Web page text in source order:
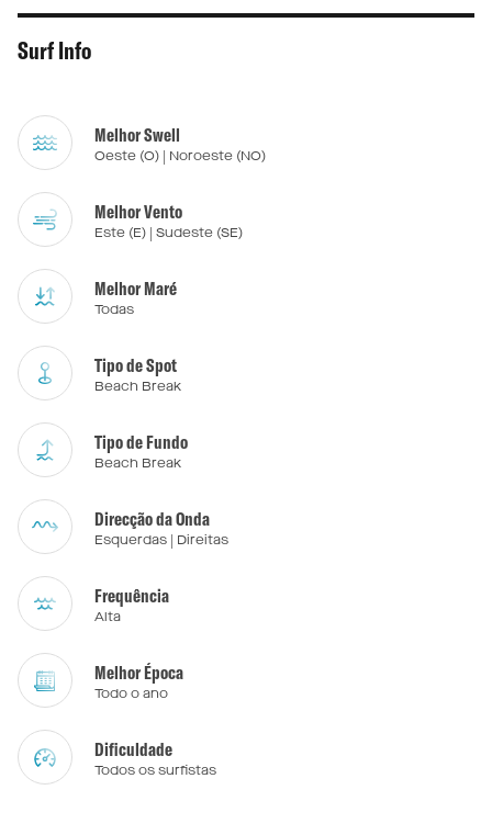
Surf Info
Melhor Swell
Oeste (O) | Noroeste (NO)
Melhor Vento
Este (E) | Sudeste (SE)
Melhor Maré
Todas
Tipo de Spot
Beach Break
Tipo de Fundo
Beach Break
Direcção da Onda
Esquerdas | Direitas
Frequência
Alta
Melhor Época
Todo o ano
Dificuldade
Todos os surfistas